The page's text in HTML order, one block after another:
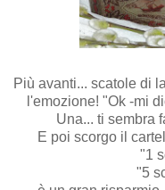
Più avanti... scatole di
l'emozione! "Ok -mi
Una... ti sembra
E poi scorgo il
"1
"5